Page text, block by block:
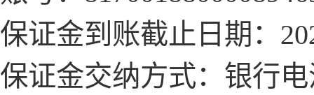
保证金到账截止日期：
保证金交纳方式：银行